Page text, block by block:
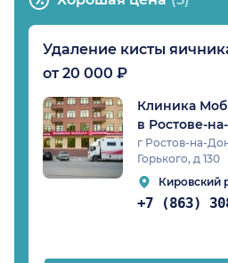
Удаление кисты
от 20 000 ₽
Клиника
в Ростове-
г Ростов-на-
Горького, д 130
Кировский